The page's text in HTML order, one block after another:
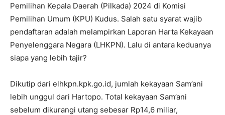
Pemilihan Kepala Daerah (Pilkada) 2024 di Komisi
Pemilihan Umum (KPU) Kudus. Salah satu syarat wajib
pendaftaran adalah melampirkan Laporan Harta Kekayaan
Penyelenggara Negara (LHKPN). Lalu di antara keduanya
siapa yang lebih tajir?
Dikutip dari elhkpn.kpk.go.id, jumlah kekayaan Sam’ani
lebih unggul dari Hartopo. Total kekayaan Sam’ani
sebelum dikurangi utang sebesar Rp14,6 miliar,